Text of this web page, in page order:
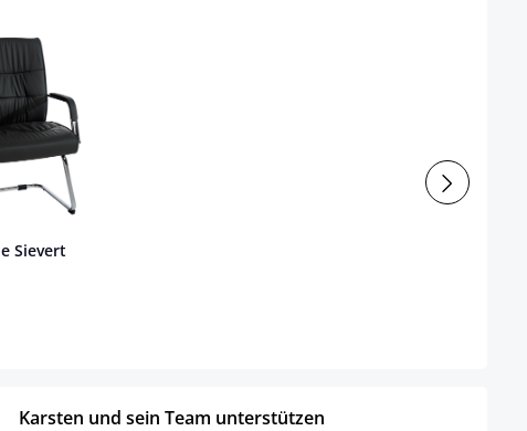
Sievert
Karsten und sein Team unterstützen